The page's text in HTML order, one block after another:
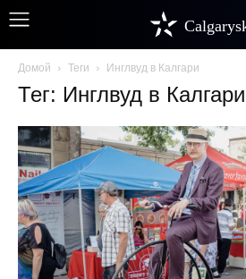
Домой Теги Инглвуд в Калгари
Тег: Инглвуд в Калгари